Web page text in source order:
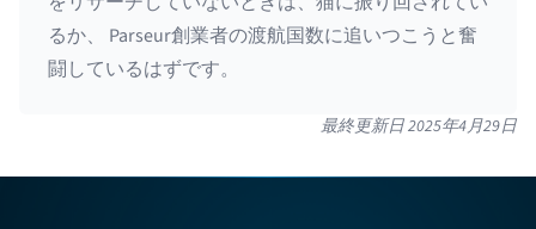
るか、 Parseur創業者の渡航国数に追いつこうと奮
闘しているはずです。
最終更新日2025年4月29日